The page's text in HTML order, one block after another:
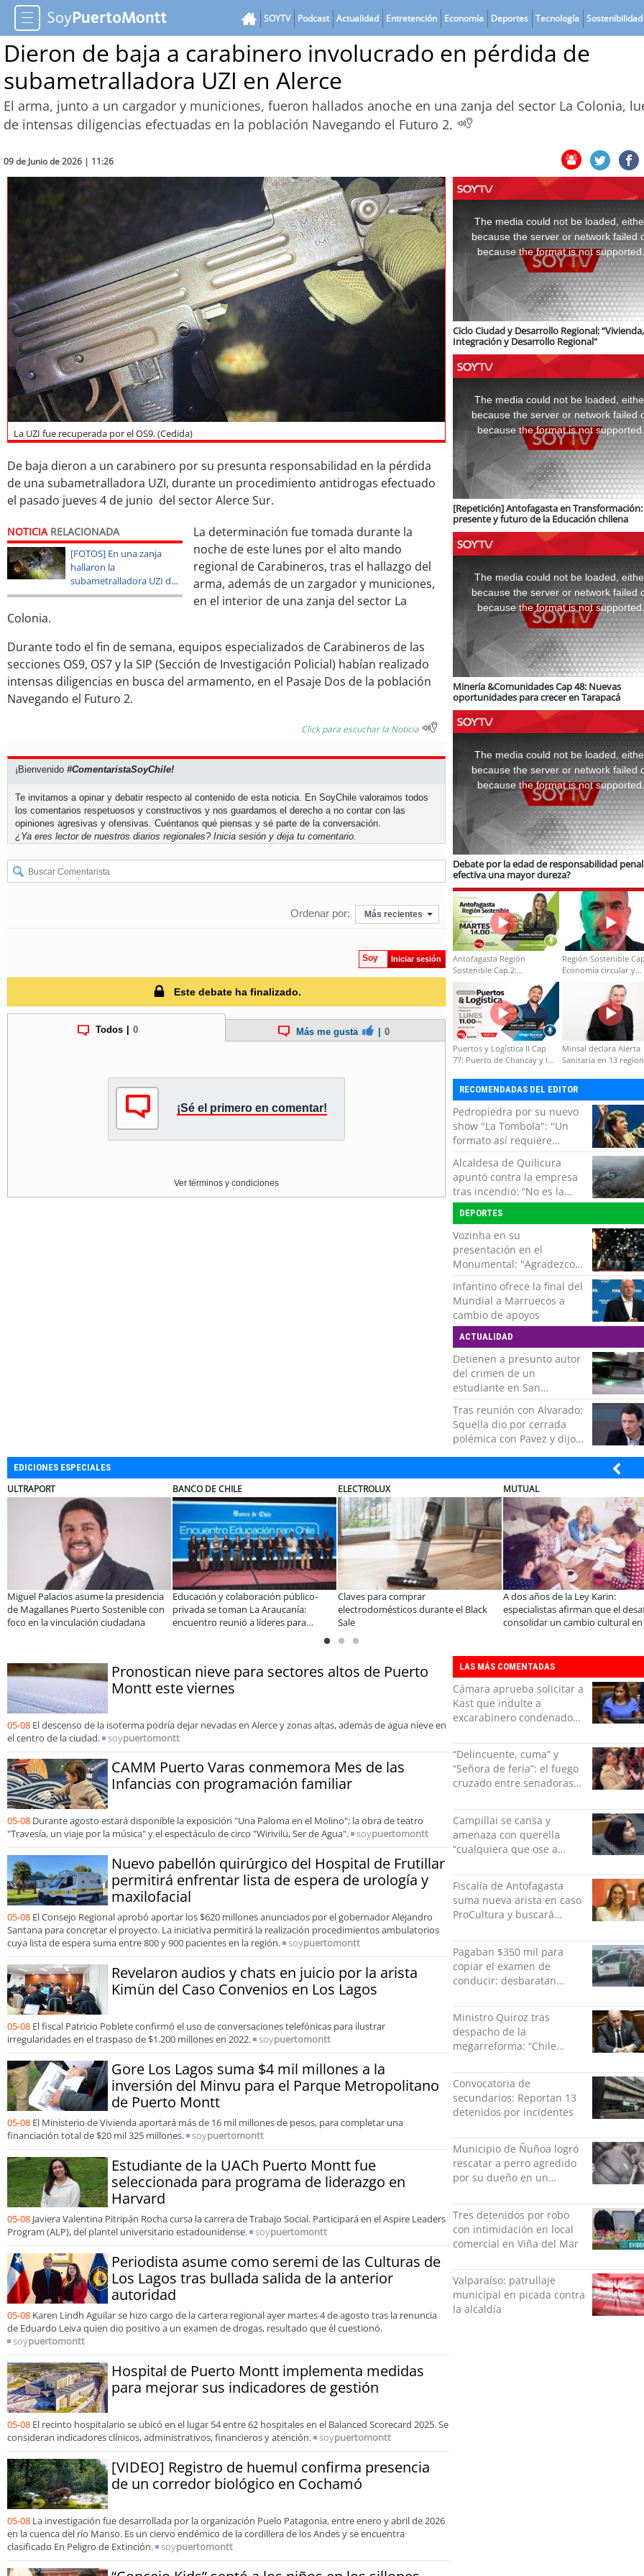
SOYTV Podcast Actualidad Entretención Economía Deportes Tecnología Sostenibilidad
Dieron de baja a carabinero involucrado en pérdida de
subametralladora UZI en Alerce
El arma, junto a un cargador y municiones, fueron hallados anoche en una zanja del sector La Colonia,
de intensas diligencias efectuadas en la población Navegando el Futuro 2.
09 de Junio de 2026 | 11:26
La UZI fue recuperada por el OS9. (Cedida)
De baja dieron a un carabinero por su presunta responsabilidad en la pérdida
de una subametralladora UZI, durante un procedimiento antidrogas efectuado
el pasado jueves 4 de junio del sector Alerce Sur.
NOTICIARELACIONADA
[FOTOS] En una zanja
hallaron la
subametralladora UZI de
Carabineros extraviada
La determinación fue tomada durante la
noche de este lunes por el alto mando
regional de Carabineros, tras el hallazgo del
arma, además de un zargador y municiones,
en el interior de una zanja del sector La
Colonia.
Durante todo el fin de semana, equipos especializados de Carabineros de las
secciones OS9, OS7 y la SIP (Sección de Investigación Policial) habían realizado
intensas diligencias en busca del armamento, en el Pasaje Dos de la población
Navegando el Futuro 2.
Click para escuchar la Noticia
¡Bienvenido #ComentaristaSoyChile!
Te invitamos a opinar y debatir respecto al contenido de esta noticia. En SoyChile valoramos todos
los comentarios respetuosos y constructivos y nos guardamos el derecho a no contar con las
opiniones agresivas y ofensivas. Cuéntanos qué piensas y sé parte de la conversación.
¿Ya eres lector de nuestros diarios regionales? Inicia sesión y deja tu comentario.
Ordenar por: Más recientes
Soy Iniciar sesión
Este debate ha finalizado.
Todos 0 Más me gusta 0
¡Sé el primero en comentar!
Ver términos y condiciones
window.
The media could not be loaded,
because the server or network failed
because the format is not supported.
Ciclo Ciudad y Desarrollo Regional: “Vivienda,
Integración y Desarrollo Regional"
window.
The media could not be loaded,
because the server or network failed
because the format is not supported.
[Repetición] Antofagasta en Transformación:
presente y futuro de la Educación chilena
window.
The media could not be loaded,
because the server or network failed
because the format is not supported.
Minería &Comunidades Cap 48: Nuevas
oportunidades para crecer en Tarapacá
window.
The media could not be loaded,
because the server or network failed
because the format is not supported.
Debate por la edad de responsabilidad
efectiva una mayor dureza?
Antofagasta Región
Sostenible Cap.2:
Educación ambiental y
formación de capacidades
técnicas
Región Sostenible
Economía circular y
Puertos y Logística II Cap
77: Puerto de Chancay y la
Minsal declara Alerta
Sanitaria en 13
RECOMENDADAS DEL EDITOR
Pedropiedra por su nuevo
show "La Tombola": "Un
formato así requiere
interactuar con el público,
echar la talla y no tener
miedo a equivocarse"
Alcaldesa de Quilicura
apuntó contra la empresa
tras incendio: “No es la
primera vez, es la cuarta”
DEPORTES
Vozinha en su
presentación en el
Monumental: "Agradezco
del fondo de mi corazón
por todo el cariño, el apoyo
del más grande de Chile"
Infantino ofrece la final del
Mundial a Marruecos a
cambio de apoyos
ACTUALIDAD
Detienen a presunto autor
del crimen de un
estudiante en San
Bernardo
Tras reunión con Alvarado:
Squella dio por cerrada
polémica con Pavez y dijo
EDICIONES ESPECIALES
la presidencia
con
Educación y colaboración público-
privada se toman La Araucanía:
encuentro reunió a líderes para
ELECTROLUX
Claves para comprar
electrodomésticos durante el Black
Sale
A dos años de la Ley Karin:
especialistas afirman que el desafío es
consolidar un cambio cultural en las
¿Qué buscan
tecnología para
Pronostican nieve para sectores altos de Puerto
Montt este viernes
05-08 El descenso de la isoterma podría dejar nevadas en Alerce y zonas altas, además de agua nieve en
el centro de la ciudad.
soypuertomontt
CAMM Puerto Varas conmemora Mes de las
Infancias con programación familiar
05-08 Durante agosto estará disponible la exposición "Una Paloma en el Molino"; la obra de teatro
"Travesía, un viaje por la música" y el espectáculo de circo "Wirivilü, Ser de Agua".
soypuertomontt
Nuevo pabellón quirúrgico del Hospital de Frutillar
permitirá enfrentar lista de espera de urología y
maxilofacial
05-08 El Consejo Regional aprobó aportar los $620 millones anunciados por el gobernador Alejandro
Santana para concretar el proyecto. La iniciativa permitirá la realización procedimientos ambulatorios
cuya lista de espera suma entre 800 y 900 pacientes en la región.
soypuertomontt
Revelaron audios y chats en juicio por la arista
Kimün del Caso Convenios en Los Lagos
05-08 El fiscal Patricio Poblete confirmó el uso de conversaciones telefónicas para ilustrar
irregularidades en el traspaso de $1.200 millones en 2022.
soypuertomontt
Gore Los Lagos suma $4 mil millones a la
inversión del Minvu para el Parque Metropolitano
de Puerto Montt
05-08 El Ministerio de Vivienda aportará más de 16 mil millones de pesos, para completar una
financiación total de $20 mil 325 millones.
soypuertomontt
Estudiante de la UACh Puerto Montt fue
seleccionada para programa de liderazgo en
Harvard
05-08 Javiera Valentina Pitripán Rocha cursa la carrera de Trabajo Social. Participará en el Aspire Leaders
Program (ALP), del plantel universitario estadounidense.
soypuertomontt
Periodista asume como seremi de las Culturas de
Los Lagos tras bullada salida de la anterior
autoridad
05-08 Karen Lindh Aguilar se hizo cargo de la cartera regional ayer martes 4 de agosto tras la renuncia
de Eduardo Leiva quien dio positivo a un examen de drogas, resultado que él cuestionó.
soypuertomontt
Hospital de Puerto Montt implementa medidas
para mejorar sus indicadores de gestión
05-08 El recinto hospitalario se ubicó en el lugar 54 entre 62 hospitales en el Balanced Scorecard 2025. Se
consideran indicadores clínicos, administrativos, financieros y atención.
soypuertomontt
[VIDEO] Registro de huemul confirma presencia
de un corredor biológico en Cochamó
05-08 La investigación fue desarrollada por la organización Puelo Patagonia, entre enero y abril de 2026
en la cuenca del río Manso. Es un ciervo endémico de la cordillera de los Andes y se encuentra
clasificado En Peligro de Extinción.
soypuertomontt
LAS MÁS COMENTADAS
Cámara aprueba solicitar a
Kast que indulte a
excarabinero condenado
Campillai
“Delincuente, cuma” y
“Señora de feria”: el fuego
cruzado entre senadoras
Senado
Campillai se cansa y
amenaza con querella
“cualquiera que ose a
de Carter
Fiscalía de Antofagasta
suma nueva arista en caso
ProCultura y buscará
Larraín y Constanza Gómez
Pagaban $350 mil para
copiar el examen de
conducir: desbaratan
ocultas y detienen a dos
personas en Antofagasta
Ministro Quiroz tras
despacho de la
megarreforma: “Chile
crecer”
Convocatoria de
secundarios: Reportan 13
detenidos por incidentes
Municipio de Ñuñoa logró
rescatar a perro agredido
por su dueño en un
Tres detenidos por robo
con intimidación en local
comercial en Viña del Mar
Valparaíso: patrullaje
municipal en picada contra
la alcaldía